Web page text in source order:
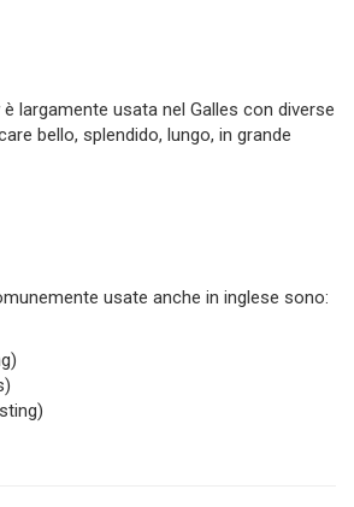
è largamente usata nel Galles con diverse
bello, splendido, lungo, in grande
usate anche in inglese sono: